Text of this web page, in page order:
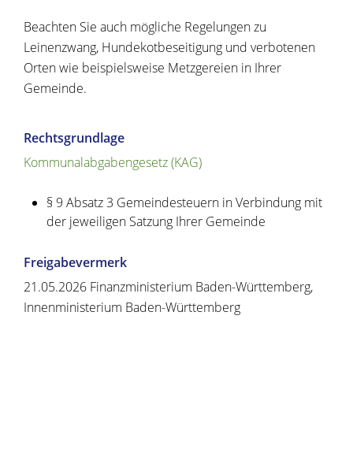
Beachten Sie auch mögliche Regelungen zu
Leinenzwang, Hundekotbeseitigung und verbotenen
Orten wie beispielsweise Metzgereien in Ihrer
Gemeinde.
Rechtsgrundlage
Kommunalabgabengesetz (KAG)
§ 9 Absatz 3 Gemeindesteuern in Verbindung mit
der jeweiligen Satzung Ihrer Gemeinde
Freigabevermerk
21.05.2026 Finanzministerium Baden-Württemberg,
Innenministerium Baden-Württemberg